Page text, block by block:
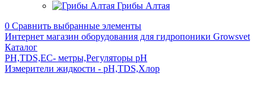
Грибы Алтая
0 Сравнить выбранные элементы
Интернет магазин оборудования для гидропоники Growsvet
Каталог
PH,TDS,EC- метры,Регуляторы pН
Измерители жидкости - pH,TDS,Хлор